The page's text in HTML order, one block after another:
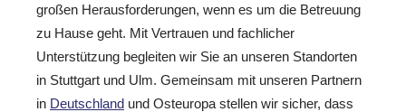
großen Herausforderungen, wenn es um die Betreuung
zu Hause geht. Mit Vertrauen und fachlicher
Unterstützung begleiten wir Sie an unseren Standorten
in Stuttgart und Ulm. Gemeinsam mit unseren Partnern
in Deutschland und Osteuropa stellen wir sicher, dass